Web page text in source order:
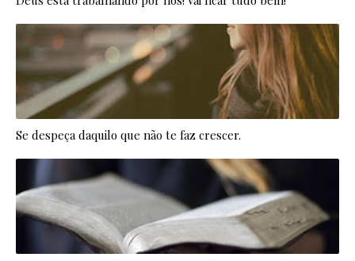
Se despeça daquilo que não te faz crescer.